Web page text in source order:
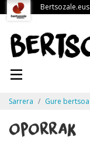
Bertsozale.eus
Sarrera Gure bertsoa
oporrak